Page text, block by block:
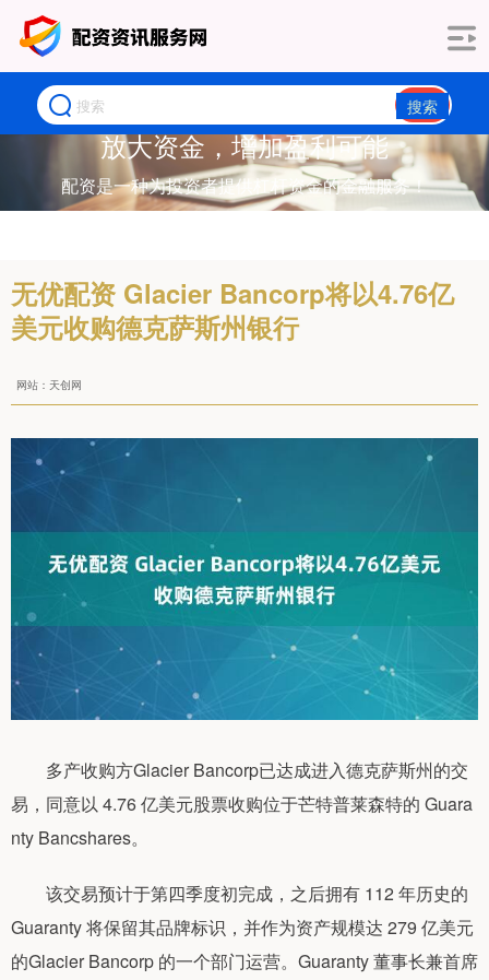
搜索
放大资金，增加盈利可能
配资是一种为投资者提供杠杆资金的金融服务！
无优配资 Glacier Bancorp将以4.76亿
美元收购德克萨斯州银行
网站：天创网
多产收购方Glacier Bancorp已达成进入德克萨斯州的交
易，同意以 4.76 亿美元股票收购位于芒特普莱森特的 Guara
nty Bancshares。
该交易预计于第四季度初完成，之后拥有 112 年历史的
Guaranty 将保留其品牌标识，并作为资产规模达 279 亿美元
的Glacier Bancorp 的一个部门运营。Guaranty 董事长兼首席